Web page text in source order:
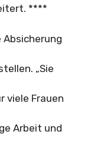
****
„Sie
viele Frauen
Arbeit und